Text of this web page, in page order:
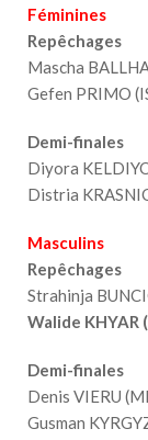
Féminines
Repêchages
Mascha
Gefen PRIMO
Demi-finales
Diyora
Distria
Masculins
Repêchages
Strahinja
Walide KHYAR
Demi-finales
Denis VIERU
Gusman